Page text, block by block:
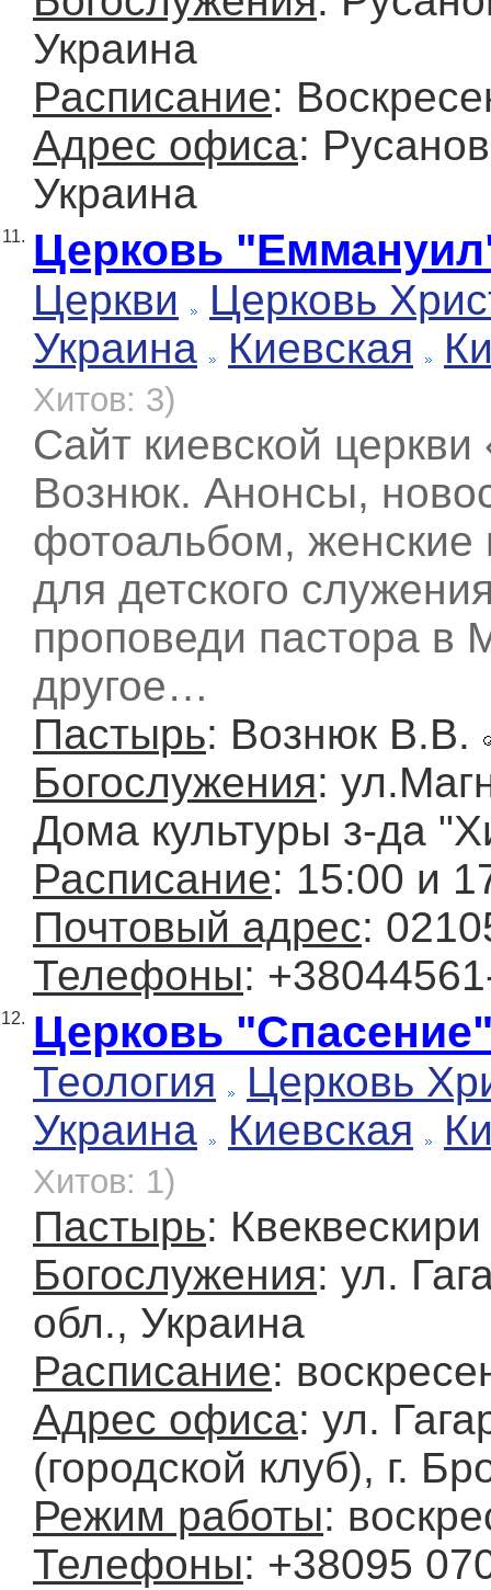
Украина
Расписание:
Адрес офиса:
Украина
11. Церковь
Церкви
Церковь
Украина
Киевская
Хитов: 3)
Сайт киевской
Вознюк. Анонсы,
фотоальбом, женские
для детского
проповеди пастора в
другое…
Пастырь: Вознюк В.В.
Богослужения:
Дома культуры з-да
Расписание: 15:00 и
Почтовый адрес:
Телефоны:
12. Церковь
Теология
Церковь
Украина
Киевская
Хитов: 1)
Пастырь:
Богослужения: ул.
обл., Украина
Расписание:
Адрес офиса: ул.
(городской клуб), г.
Режим работы:
Телефоны: +38095